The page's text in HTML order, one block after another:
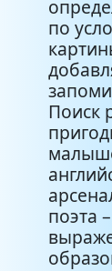
по
Поиск
поэта